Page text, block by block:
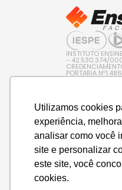
Utilizamos cookies
experiência,
analisar como você
site e personalizar
este site, você
cookies.
INSTITUTO
- 42.530.374/
PORTARIA
PUBLICADA NO